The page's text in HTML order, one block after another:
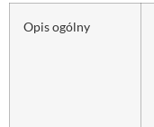
Opis ogólny